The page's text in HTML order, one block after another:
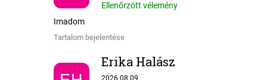
Ellenőrzött vélemény
Imadom
Tartalom bejelentése
Erika Halász
Az áruház értékelése 5-ből 5 csillag.